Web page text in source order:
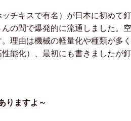
チキスで有名）が日本に初めて
の間で爆発的に流通しました。
理由は機械の軽量化や種類が多
能化）、最初にも書きましたが
りますよ～